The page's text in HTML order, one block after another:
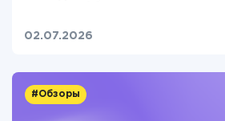
02.07.2026
#Обзоры